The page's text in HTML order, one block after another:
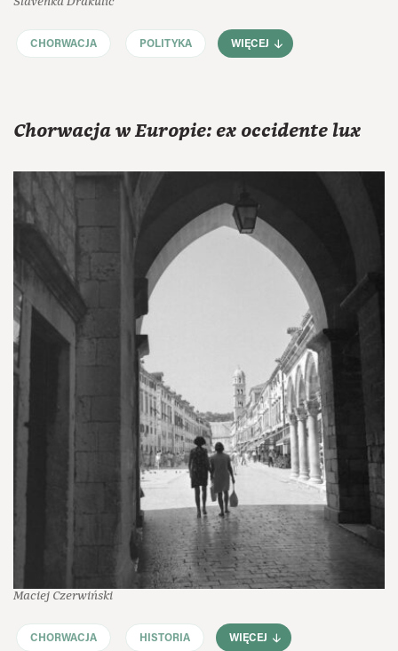
CHORWACJA POLITYKA WIĘCEJ
Chorwacja w Europie: ex occidente lux
Maciej Czerwiński
CHORWACJA HISTORIA WIĘCEJ